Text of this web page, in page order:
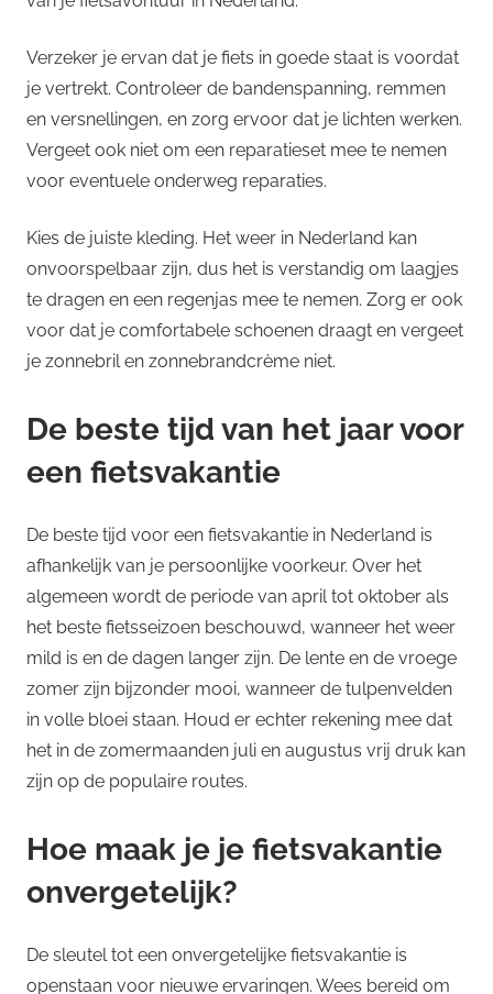
Verzeker je ervan dat je fiets in goede staat is voordat
je vertrekt. Controleer de bandenspanning, remmen
en versnellingen, en zorg ervoor dat je lichten werken.
Vergeet ook niet om een reparatieset mee te nemen
voor eventuele onderweg reparaties.
Kies de juiste kleding. Het weer in Nederland kan
onvoorspelbaar zijn, dus het is verstandig om laagjes
te dragen en een regenjas mee te nemen. Zorg er ook
voor dat je comfortabele schoenen draagt en vergeet
je zonnebril en zonnebrandcrème niet.
De beste tijd van het jaar voor
een fietsvakantie
De beste tijd voor een fietsvakantie in Nederland is
afhankelijk van je persoonlijke voorkeur. Over het
algemeen wordt de periode van april tot oktober als
het beste fietsseizoen beschouwd, wanneer het weer
mild is en de dagen langer zijn. De lente en de vroege
zomer zijn bijzonder mooi, wanneer de tulpenvelden
in volle bloei staan. Houd er echter rekening mee dat
het in de zomermaanden juli en augustus vrij druk kan
zijn op de populaire routes.
Hoe maak je je fietsvakantie
onvergetelijk?
De sleutel tot een onvergetelijke fietsvakantie is
openstaan voor nieuwe ervaringen. Wees bereid om